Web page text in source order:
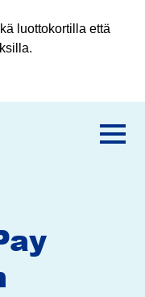
luottokortilla että